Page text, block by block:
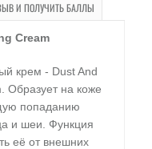
И ПОЛУЧИТЬ БАЛЛЫ
Cream
крем - Dust And
Образует на коже
попаданию
и шеи. Функция
её от внешних